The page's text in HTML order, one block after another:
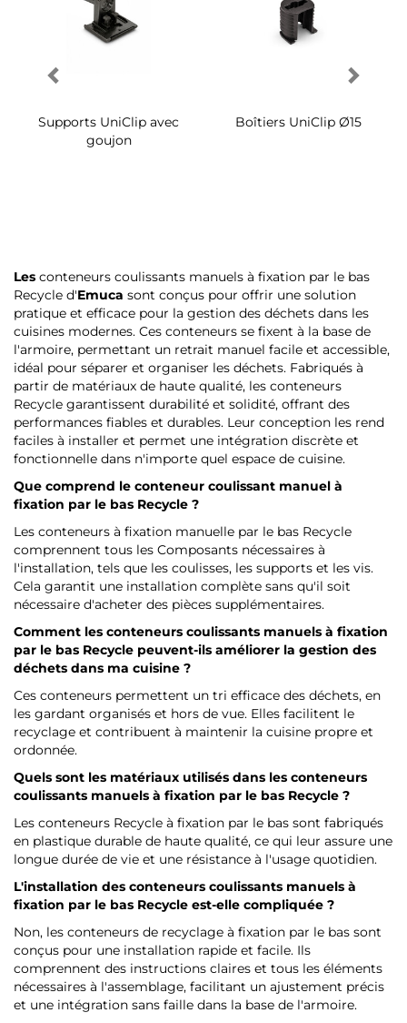
Supports UniClip avec
goujon
Boîtiers UniClip Ø15
Les conteneurs coulissants manuels à fixation par le bas
Recycle d'Emuca sont conçus pour offrir une solution
pratique et efficace pour la gestion des déchets dans les
cuisines modernes. Ces conteneurs se fixent à la base de
l'armoire, permettant un retrait manuel facile et accessible,
idéal pour séparer et organiser les déchets. Fabriqués à
partir de matériaux de haute qualité, les conteneurs
Recycle garantissent durabilité et solidité, offrant des
performances fiables et durables. Leur conception les rend
faciles à installer et permet une intégration discrète et
fonctionnelle dans n'importe quel espace de cuisine.
Que comprend le conteneur coulissant manuel à
fixation par le bas Recycle ?
Les conteneurs à fixation manuelle par le bas Recycle
comprennent tous les Composants nécessaires à
l'installation, tels que les coulisses, les supports et les vis.
Cela garantit une installation complète sans qu'il soit
nécessaire d'acheter des pièces supplémentaires.
Comment les conteneurs coulissants manuels à fixation
par le bas Recycle peuvent-ils améliorer la gestion des
déchets dans ma cuisine ?
Ces conteneurs permettent un tri efficace des déchets, en
les gardant organisés et hors de vue. Elles facilitent le
recyclage et contribuent à maintenir la cuisine propre et
ordonnée.
Quels sont les matériaux utilisés dans les conteneurs
coulissants manuels à fixation par le bas Recycle ?
Les conteneurs Recycle à fixation par le bas sont fabriqués
en plastique durable de haute qualité, ce qui leur assure une
longue durée de vie et une résistance à l'usage quotidien.
L'installation des conteneurs coulissants manuels à
fixation par le bas Recycle est-elle compliquée ?
Non, les conteneurs de recyclage à fixation par le bas sont
conçus pour une installation rapide et facile. Ils
comprennent des instructions claires et tous les éléments
nécessaires à l'assemblage, facilitant un ajustement précis
et une intégration sans faille dans la base de l'armoire.